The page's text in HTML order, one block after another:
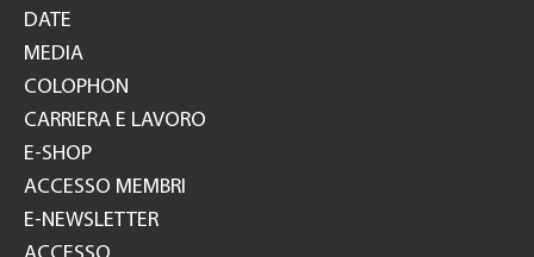
DATE
MEDIA
COLOPHON
CARRIERA E LAVORO
E-SHOP
ACCESSO MEMBRI
E-NEWSLETTER